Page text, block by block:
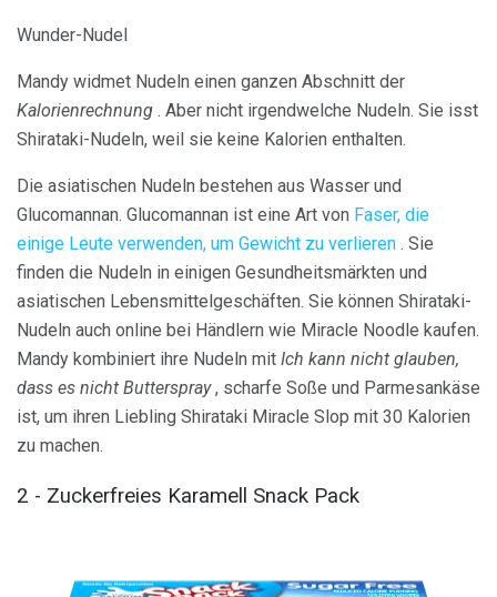
Wunder-Nudel
Mandy widmet Nudeln einen ganzen Abschnitt der
Kalorienrechnung . Aber nicht irgendwelche Nudeln. Sie isst
Shirataki-Nudeln, weil sie keine Kalorien enthalten.
Die asiatischen Nudeln bestehen aus Wasser und
Glucomannan. Glucomannan ist eine Art von Faser, die
einige Leute verwenden, um Gewicht zu verlieren . Sie
finden die Nudeln in einigen Gesundheitsmärkten und
asiatischen Lebensmittelgeschäften. Sie können Shirataki-
Nudeln auch online bei Händlern wie Miracle Noodle kaufen.
Mandy kombiniert ihre Nudeln mit Ich kann nicht glauben,
dass es nicht Butterspray, scharfe Soße und Parmesankäse
ist, um ihren Liebling Shirataki Miracle Slop mit 30 Kalorien
zu machen.
2 - Zuckerfreies Karamell Snack Pack